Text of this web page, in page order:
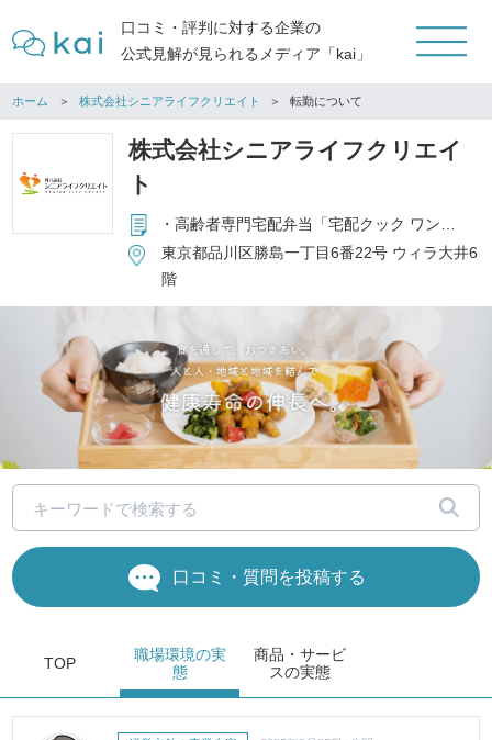
口コミ・評判に対する企業の
公式見解が見られるメディア「kai」
ホーム 株式会社シニアライフクリエイト 転勤について
株式会社シニアライフクリエイ
ト
・高齢者専門宅配弁当「宅配クック ワン・ツゥ・スリー」 フランチャイズ本部の運営 ・高齢者施設向食材卸事業「特助くん」の運営 ・高齢者向コミュニティサロン「昭和浪漫倶楽部」フランチャイズ本部の運営 ・高齢者施設向厨房受託事業「結の台所」の運営 ・個人向通販事業「健康直球便」の運営
東京都品川区勝島一丁目6番22号 ウィラ大井6
階
口コミ・質問を投稿する
TOP
商品・サービ
スの実態
職場環境の実
態